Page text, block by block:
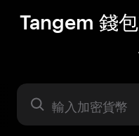
Tangem 錢
資產